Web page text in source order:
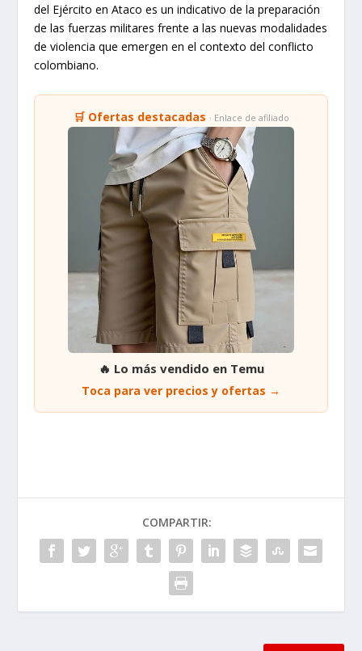
del Ejército en Ataco es un indicativo de la preparación
de las fuerzas militares frente a las nuevas modalidades
de violencia que emergen en el contexto del conflicto
colombiano.
🛒 Ofertas destacadas · Enlace de afiliado
🔥 Lo más vendido en Temu
Toca para ver precios y ofertas →
COMPARTIR: